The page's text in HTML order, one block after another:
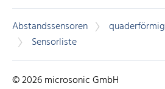
Abstandssensoren quaderförmig
Sensorliste
© 2026 microsonic GmbH